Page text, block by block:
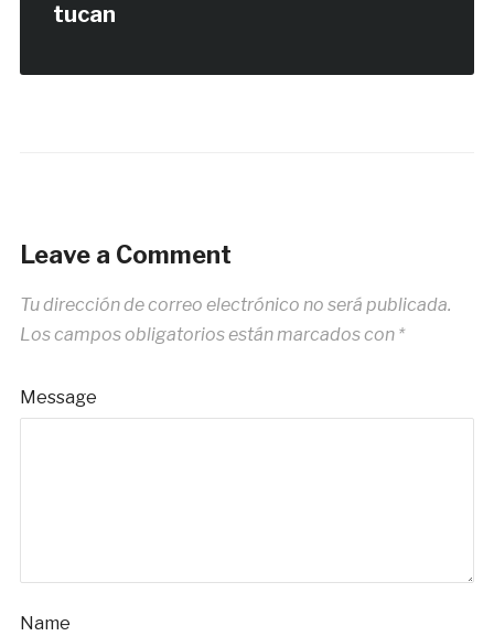
tucan
Leave a Comment
Tu dirección de correo electrónico no será publicada.
Los campos obligatorios están marcados con *
Message
Name